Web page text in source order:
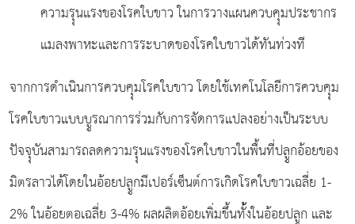
ความรุุนแรงของโรคใบขาว ในการวางแผนควบคุุมประชากร
แมลงพาหะและการระบาดของโรคใบขาวได้ทันท่วงที
จากการดำเนินการควบคุุมโรคใบขาว โดยใช้เทคโนโลยีการควบคุุม
โรคใบขาวแบบบููรณาการร่วมกับการจัดการแปลงอย่างเป็นระบบ
ปัจจุุบันสามารถลดความรุุนแรงของโรคใบขาวในพื้นที่ปลููกอ้อยของ
มิตรลาวได้โดยในอ้อยปลููกมีเปอร์เซ็นต์การเกิดโรคใบขาวเฉลี่ย 1-
2% ในอ้อยตอเฉลี่ย 3-4% ผลผลิตอ้อยเพิ่มขึ้นทั้้งในอ้อยปลููก และ